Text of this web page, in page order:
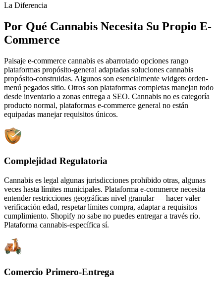
La Diferencia
Por Qué Cannabis Necesita Su Propio E-
Commerce
Paisaje e-commerce cannabis es abarrotado opciones rango
plataformas propósito-general adaptadas soluciones cannabis
propósito-construidas. Algunos son esencialmente widgets orden-
menú pegados sitio. Otros son plataformas completas manejan todo
desde inventario a zonas entrega a SEO. Cannabis no es categoría
producto normal, plataformas e-commerce general no están
equipadas manejar requisitos únicos.
Complejidad Regulatoria
Cannabis es legal algunas jurisdicciones prohibido otras, algunas
veces hasta límites municipales. Plataforma e-commerce necesita
entender restricciones geográficas nivel granular — hacer valer
verificación edad, respetar límites compra, adaptar a requisitos
cumplimiento. Shopify no sabe no puedes entregar a través río.
Plataforma cannabis-específica sí.
Comercio Primero-Entrega